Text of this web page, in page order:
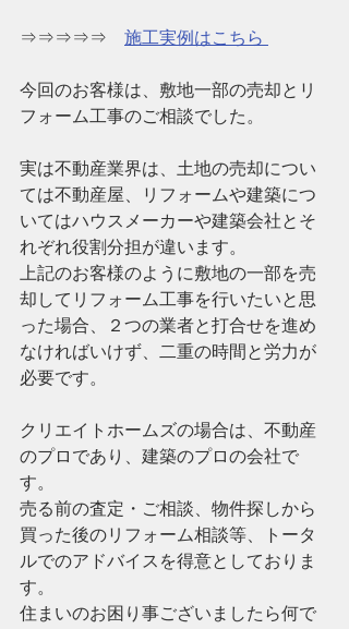
⇒⇒⇒⇒⇒ 施工実例はこちら
今回のお客様は、敷地一部の売却とリ
フォーム工事のご相談でした。
実は不動産業界は、土地の売却につい
ては不動産屋、リフォームや建築につ
いてはハウスメーカーや建築会社とそ
れぞれ役割分担が違います。
上記のお客様のように敷地の一部を売
却してリフォーム工事を行いたいと思
った場合、２つの業者と打合せを進め
なければいけず、二重の時間と労力が
必要です。
クリエイトホームズの場合は、不動産
のプロであり、建築のプロの会社で
す。
売る前の査定・ご相談、物件探しから
買った後のリフォーム相談等、トータ
ルでのアドバイスを得意としておりま
す。
住まいのお困り事ございましたら何で